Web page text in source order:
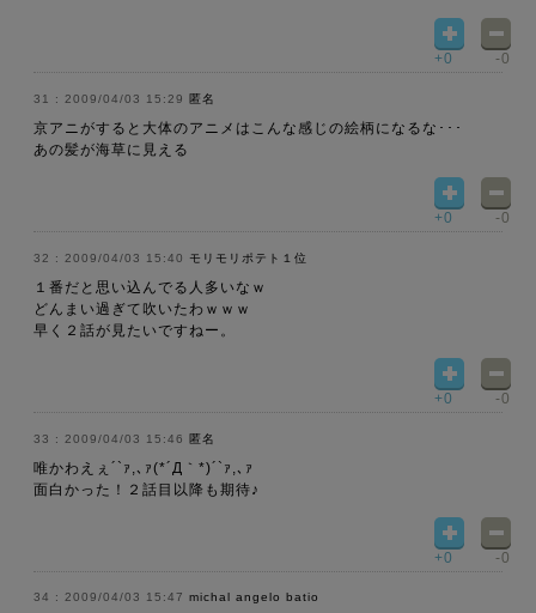
+0 -0
2009/04/03 15:29 匿名
京アニがすると大体のアニメはこんな感じの絵柄になるな･･･
あの髪が海草に見える
+0 -0
2009/04/03 15:40 モリモリポテト１位
１番だと思い込んでる人多いなｗ
どんまい過ぎて吹いたわｗｗｗ
早く２話が見たいですねー。
+0 -0
2009/04/03 15:46 匿名
唯かわえぇ´`ｧ,､ｧ(*´Д｀*)´`ｧ,､ｧ
面白かった！２話目以降も期待♪
+0 -0
2009/04/03 15:47 michal angelo batio